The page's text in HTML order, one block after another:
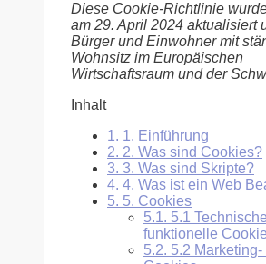
Diese Cookie-Richtlinie
am 29. April 2024 aktualisiert
Bürger und Einwohner mit
Wohnsitz im Europäischen
Wirtschaftsraum und der
Inhalt
1. 1. Einführung
2. 2. Was sind Cookies?
3. 3. Was sind Skripte?
4. 4. Was ist ein Web
5. 5. Cookies
5.1. 5.1
funktionelle
5.2. 5.2